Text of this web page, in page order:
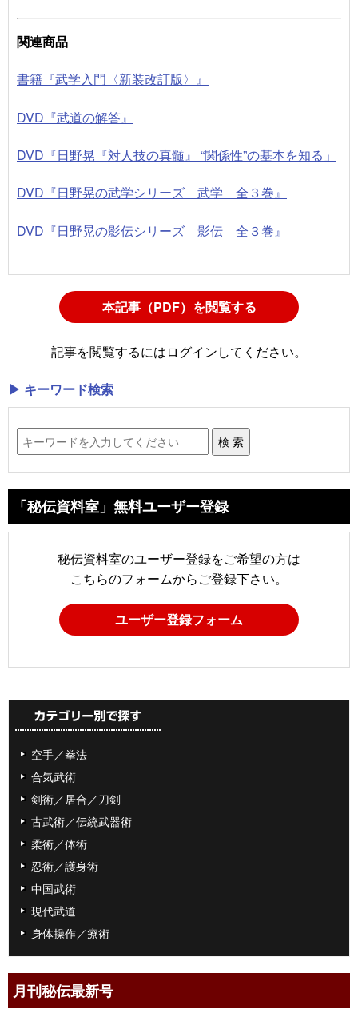
関連商品
書籍『武学入門〈新装改訂版〉』
DVD『武道の解答』
DVD『日野晃『対人技の真髄』 “関係性”の基本を知る 」
DVD『日野晃の武学シリーズ 武学 全３巻』
DVD『日野晃の影伝シリーズ 影伝 全３巻』
本記事（PDF）を閲覧する
記事を閲覧するにはログインしてください。
▶ キーワード検索
「秘伝資料室」無料ユーザー登録
秘伝資料室のユーザー登録をご希望の方は
こちらのフォームからご登録下さい。
ユーザー登録フォーム
空手／拳法
合気武術
剣術／居合／刀剣
古武術／伝統武器術
柔術／体術
忍術／護身術
中国武術
現代武道
身体操作／療術
月刊秘伝最新号